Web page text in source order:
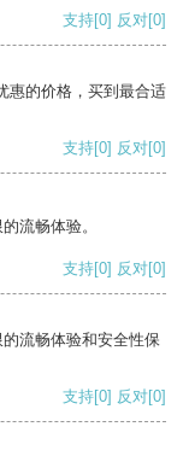
支持[0] 反对[0]
惠的价格，买到最合适
支持[0] 反对[0]
流畅体验。
支持[0] 反对[0]
流畅体验和安全性保
支持[0] 反对[0]